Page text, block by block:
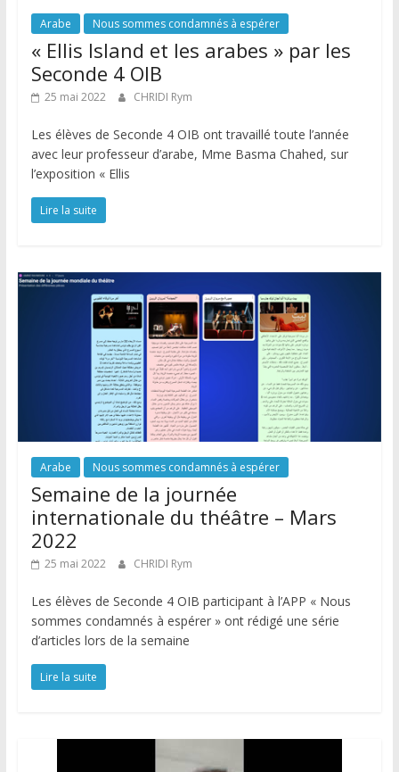
Arabe Nous sommes condamnés à espérer
« Ellis Island et les arabes » par les
Seconde 4 OIB
25 mai 2022 CHRIDI Rym
Les élèves de Seconde 4 OIB ont travaillé toute l’année
avec leur professeur d’arabe, Mme Basma Chahed, sur
l’exposition « Ellis
Lire la suite
Arabe Nous sommes condamnés à espérer
Semaine de la journée
internationale du théâtre – Mars
2022
25 mai 2022 CHRIDI Rym
Les élèves de Seconde 4 OIB participant à l’APP « Nous
sommes condamnés à espérer » ont rédigé une série
d’articles lors de la semaine
Lire la suite